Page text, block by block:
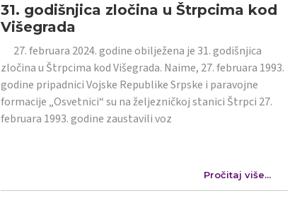
31. godišnjica zločina u Štrpcima kod
Višegrada
27. februara 2024. godine obilježena je 31. godišnjica
zločina u Štrpcima kod Višegrada. Naime, 27. februara 1993.
godine pripadnici Vojske Republike Srpske i paravojne
formacije „Osvetnici“ su na željezničkoj stanici Štrpci 27.
februara 1993. godine zaustavili voz
Pročitaj više...